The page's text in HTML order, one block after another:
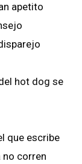
apetito
hot dog se
que escribe
no corren